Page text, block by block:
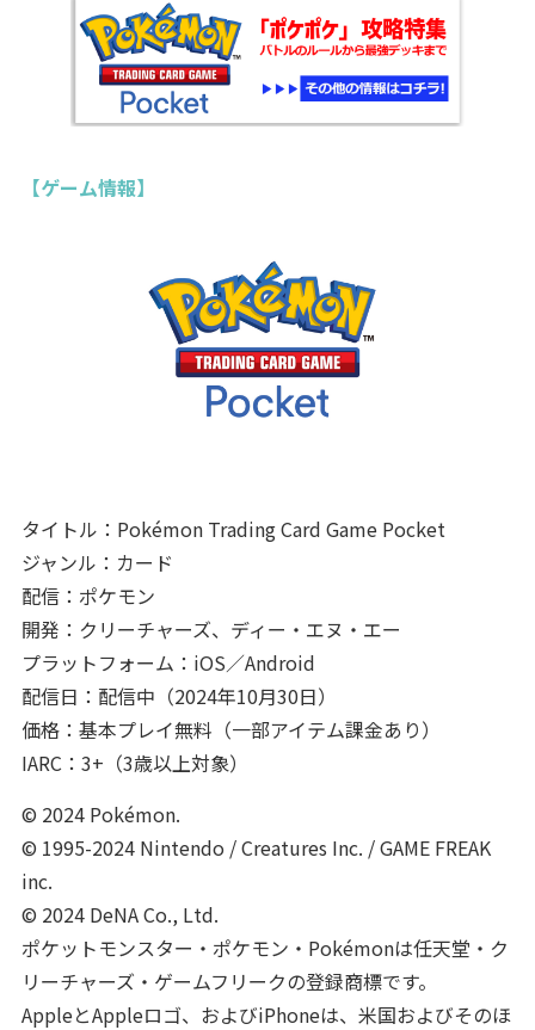
【ゲーム情報】
タイトル：Pokémon Trading Card Game Pocket
ジャンル：カード
配信：ポケモン
開発：クリーチャーズ、ディー・エヌ・エー
プラットフォーム：iOS／Android
配信日：配信中（2024年10月30日）
価格：基本プレイ無料（一部アイテム課金あり）
IARC：3+（3歳以上対象）
© 2024 Pokémon.
© 1995-2024 Nintendo / Creatures Inc. / GAME FREAK
inc.
© 2024 DeNA Co., Ltd.
ポケットモンスター・ポケモン・Pokémonは任天堂・ク
リーチャーズ・ゲームフリークの登録商標です。
AppleとAppleロゴ、およびiPhoneは、米国およびそのほ